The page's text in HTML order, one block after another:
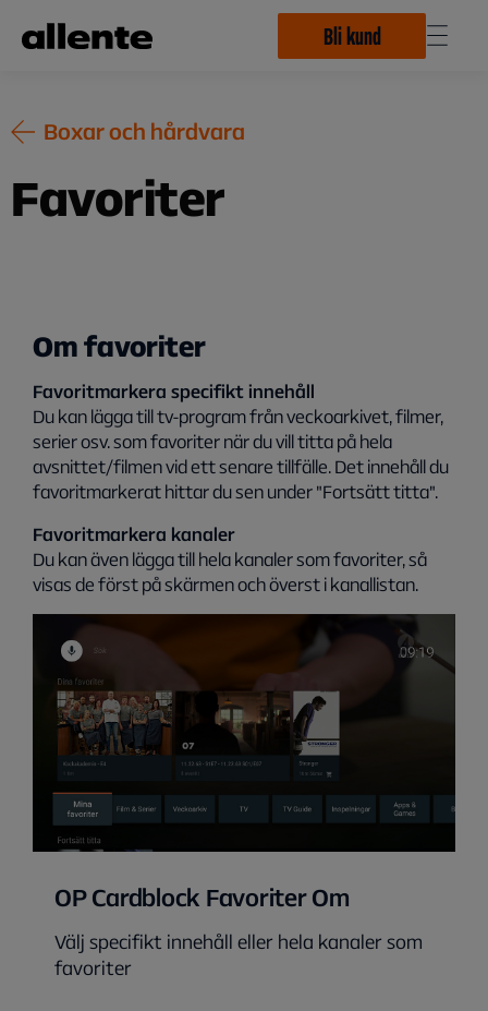
Bli kund
Boxar och hårdvara
Favoriter
Om favoriter
Favoritmarkera specifikt innehåll
Du kan lägga till tv-program från veckoarkivet, filmer,
serier osv. som favoriter när du vill titta på hela
avsnittet/filmen vid ett senare tillfälle. Det innehåll du
favoritmarkerat hittar du sen under "Fortsätt titta".
Favoritmarkera kanaler
Du kan även lägga till hela kanaler som favoriter, så
visas de först på skärmen och överst i kanallistan.
OP Cardblock Favoriter Om
Välj specifikt innehåll eller hela kanaler som
favoriter